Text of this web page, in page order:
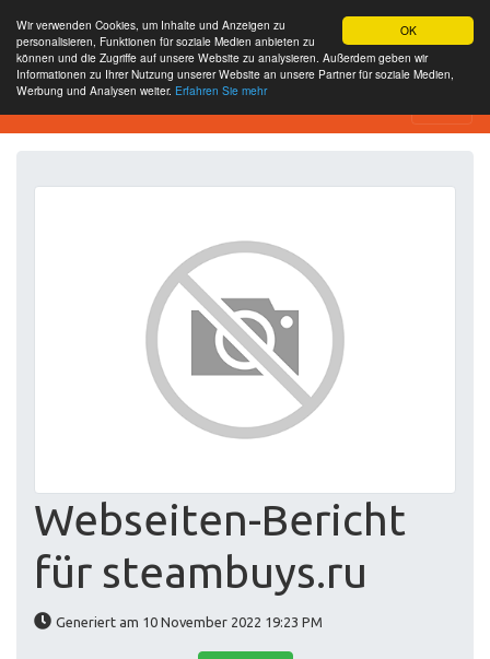
OK
Wir verwenden Cookies, um Inhalte und Anzeigen zu
personalisieren, Funktionen für soziale Medien anbieten zu
können und die Zugriffe auf unsere Website zu analysieren. Außerdem geben wir
Informationen zu Ihrer Nutzung unserer Website an unsere Partner für soziale Medien,
Werbung und Analysen weiter. Erfahren Sie mehr
SEO Analytics
Webseiten-Bericht
für steambuys.ru
Generiert am 10 November 2022 19:23 PM